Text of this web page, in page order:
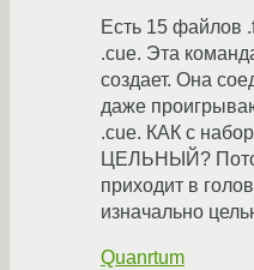
Есть 15 файлов
.cue. Эта
создает. Она
даже
.cue. КАК с
ЦЕЛЬНЫЙ?
приходит в
изначально
Quanrtum